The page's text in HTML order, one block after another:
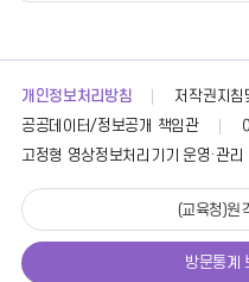
개인정보처리방침
저작권지침
공공데이터/정보공개 책임관
고정형 영상정보처리기기 운영·관리
(교육청)원
방문통계